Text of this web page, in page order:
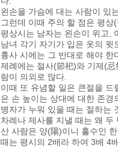
왼손을 가슴에 대는 사람이 있
그런데 이때 주의 할 점은 평
평상시는 남자는 왼손이 위고,
남녀 각기 자기가 입은 옷의
흉사 시에는 그 반대로 해야
제례에는 절사(節祀)와 기제(
람이 의외로 많다.
이때 또 유념할 일은 큰절을
은 손 높이는 상대에 대한 존경
병자가 누워 있을 때는 절하는
차례나 제사를 지낼 때는 왜
산 사람은 양(陽)이니 홀수인
때는 평시의 2배라 하여 3배 4